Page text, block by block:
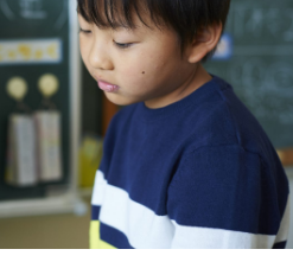
小学4年生
小学6年生